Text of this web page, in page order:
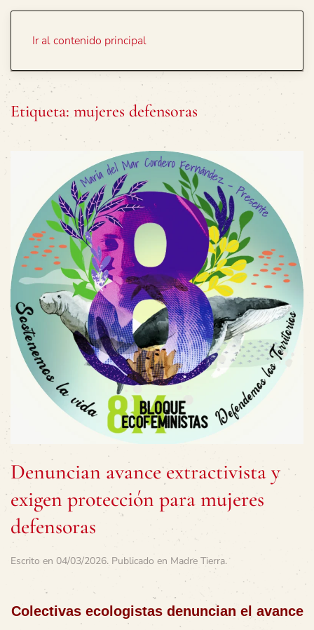
Ir al contenido principal
Etiqueta: mujeres defensoras
Denuncian avance extractivista y
exigen protección para mujeres
defensoras
Escrito en 04/03/2026. Publicado en Madre Tierra.
Colectivas ecologistas denuncian el avance